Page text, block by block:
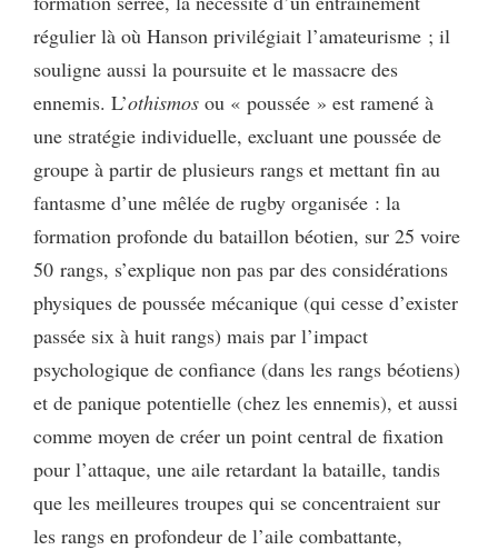
régulier là où Hanson privilégiait l’amateurisme ; il
souligne aussi la poursuite et le massacre des
ennemis. L’othismos ou « poussée » est ramené à
une stratégie individuelle, excluant une poussée de
groupe à partir de plusieurs rangs et mettant fin au
fantasme d’une mêlée de rugby organisée : la
formation profonde du bataillon béotien, sur 25 voire
50 rangs, s’explique non pas par des considérations
physiques de poussée mécanique (qui cesse d’exister
passée six à huit rangs) mais par l’impact
psychologique de confiance (dans les rangs béotiens)
et de panique potentielle (chez les ennemis), et aussi
comme moyen de créer un point central de fixation
pour l’attaque, une aile retardant la bataille, tandis
que les meilleures troupes qui se concentraient sur
les rangs en profondeur de l’aile combattante,